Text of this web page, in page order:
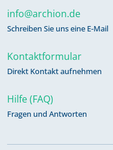
info@archion.de
Schreiben Sie uns eine E-Mail
Kontaktformular
Direkt Kontakt aufnehmen
Hilfe (FAQ)
Fragen und Antworten